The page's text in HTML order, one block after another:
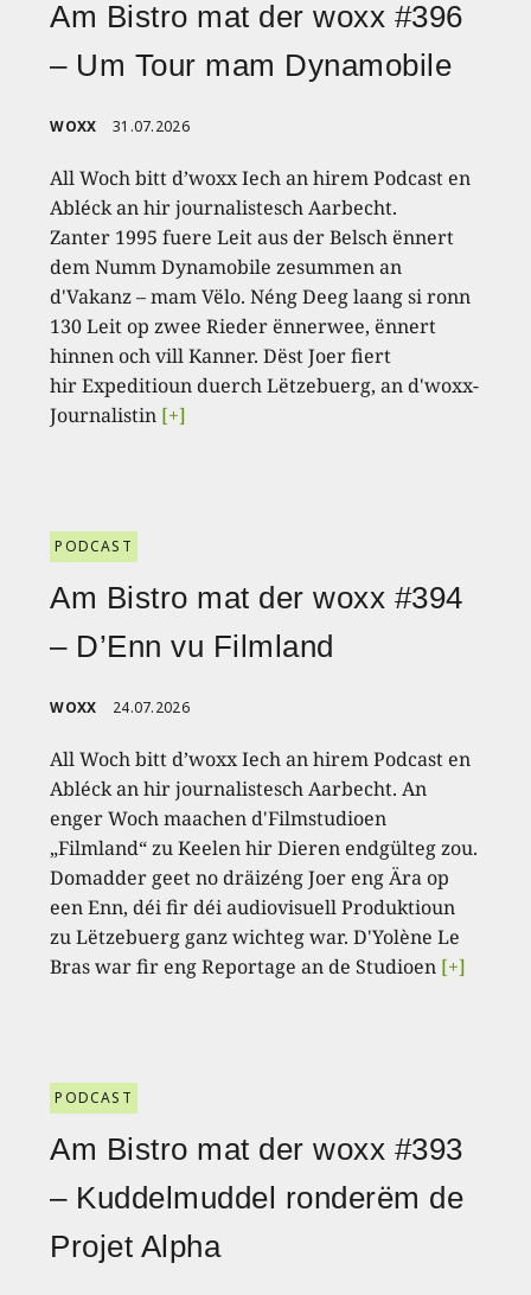
Am Bistro mat der woxx #396
– Um Tour mam Dynamobile
WOXX 31.07.2026
All Woch bitt d’woxx Iech an hirem Podcast en
Abléck an hir journalistesch Aarbecht.
Zanter 1995 fuere Leit aus der Belsch ënnert
dem Numm Dynamobile zesummen an
d'Vakanz – mam Vëlo. Néng Deeg laang si ronn
130 Leit op zwee Rieder ënnerwee, ënnert
hinnen och vill Kanner. Dëst Joer fiert
hir Expeditioun duerch Lëtzebuerg, an d'woxx-
Journalistin [+]
PODCAST
Am Bistro mat der woxx #394
– D’Enn vu Filmland
WOXX 24.07.2026
All Woch bitt d’woxx Iech an hirem Podcast en
Abléck an hir journalistesch Aarbecht. An
enger Woch maachen d'Filmstudioen
„Filmland“ zu Keelen hir Dieren endgülteg zou.
Domadder geet no dräizéng Joer eng Ära op
een Enn, déi fir déi audiovisuell Produktioun
zu Lëtzebuerg ganz wichteg war. D'Yolène Le
Bras war fir eng Reportage an de Studioen [+]
PODCAST
Am Bistro mat der woxx #393
– Kuddelmuddel ronderëm de
Projet Alpha